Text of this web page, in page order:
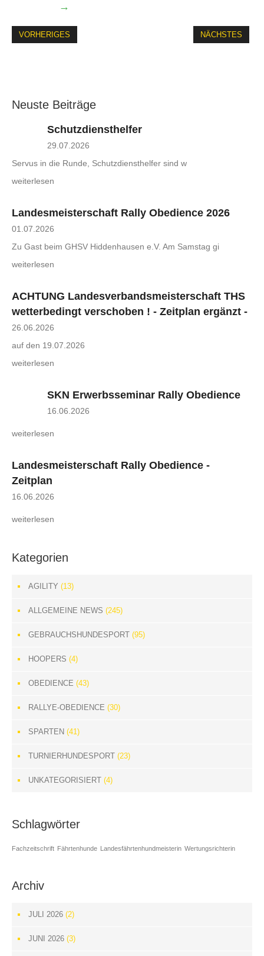
→
VORHERIGES NÄCHSTES
Neuste Beiträge
Schutzdiensthelfer
29.07.2026
Servus in die Runde, Schutzdiensthelfer sind w
weiterlesen
Landesmeisterschaft Rally Obedience 2026
01.07.2026
Zu Gast beim GHSV Hiddenhausen e.V. Am Samstag gi
weiterlesen
ACHTUNG Landesverbandsmeisterschaft THS
wetterbedingt verschoben ! - Zeitplan ergänzt -
26.06.2026
auf den 19.07.2026
weiterlesen
SKN Erwerbsseminar Rally Obedience
16.06.2026
weiterlesen
Landesmeisterschaft Rally Obedience -
Zeitplan
16.06.2026
weiterlesen
Kategorien
AGILITY (13)
ALLGEMEINE NEWS (245)
GEBRAUCHSHUNDESPORT (95)
HOOPERS (4)
OBEDIENCE (43)
RALLYE-OBEDIENCE (30)
SPARTEN (41)
TURNIERHUNDESPORT (23)
UNKATEGORISIERT (4)
Schlagwörter
Fachzeitschrift Fährtenhunde Landesfährtenhundmeisterin Wertungsrichterin
Archiv
JULI 2026 (2)
JUNI 2026 (3)